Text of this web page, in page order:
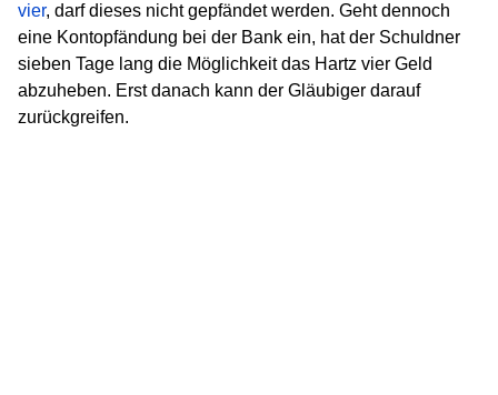
vier, darf dieses nicht gepfändet werden. Geht dennoch
eine Kontopfändung bei der Bank ein, hat der Schuldner
sieben Tage lang die Möglichkeit das Hartz vier Geld
abzuheben. Erst danach kann der Gläubiger darauf
zurückgreifen.